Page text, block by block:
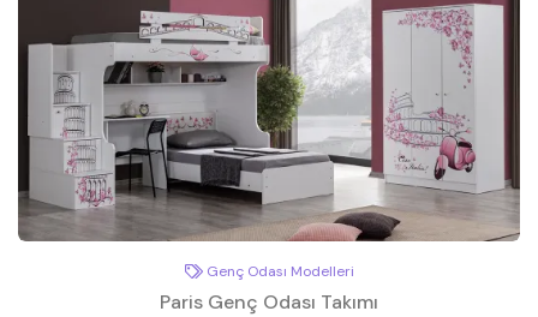
Genç Odası Modelleri
Paris Genç Odası Takımı